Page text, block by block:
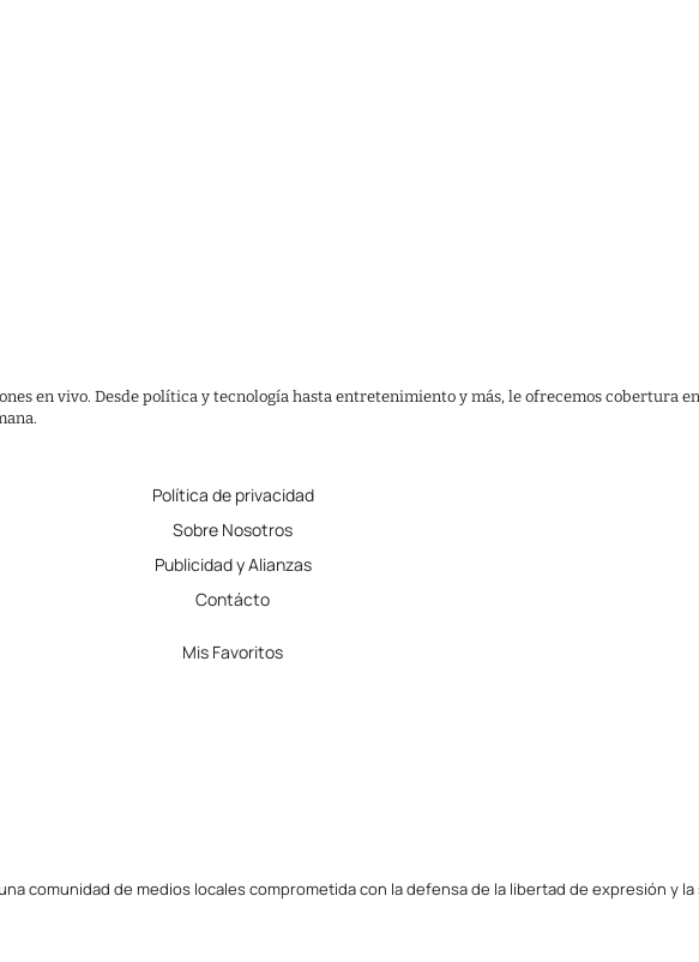
en vivo. Desde política y tecnología hasta entretenimiento y más, le ofrecemos cobertura
Política de privacidad
Sobre Nosotros
Publicidad y Alianzas
Contácto
Mis Favoritos
comunidad de medios locales comprometida con la defensa de la libertad de expresión y la